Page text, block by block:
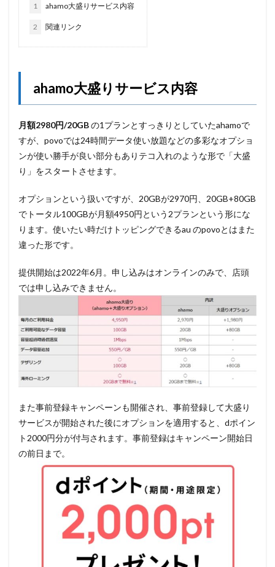
1 ahamo大盛りサービス内容
2 関連リンク
ahamo大盛りサービス内容
月額2980円/20GBの1プランとすっきりとしていたahamoで
すが、povoでは24時間データ使い放題などの多彩なオプショ
ンが使い勝手が良い部分もありテコ入れのような形で「大盛
り」をスタートさせます。
オプションという扱いですが、20GBが2970円、20GB+80GB
でトータル100GBが月額4950円という2プランという形にな
ります。使いたい時だけトッピングできるau のpovoとはまた
違った形です。
提供開始は2022年6月。申し込みはオンラインのみで、店頭
では申し込みできません。
また事前登録キャンペーンも開催され、事前登録して大盛り
サービスが開始された後にオプションを適用すると、dポイン
ト2000円分が付与されます。事前登録はキャンペーン開始日
の前日まで。